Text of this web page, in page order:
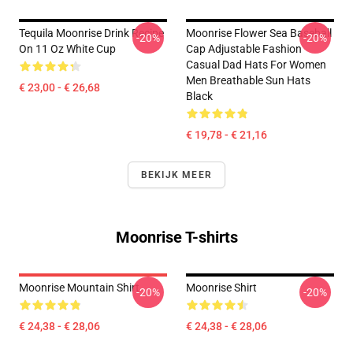
Tequila Moonrise Drink Recipe
On 11 Oz White Cup
€ 23,00 - € 26,68
-20%
Moonrise Flower Sea Baseball
Cap Adjustable Fashion
Casual Dad Hats For Women
Men Breathable Sun Hats
Black
€ 19,78 - € 21,16
-20%
BEKIJK MEER
Moonrise T-shirts
Moonrise Mountain Shirt
€ 24,38 - € 28,06
-20% Moonrise Shirt
€ 24,38 - € 28,06
-20%